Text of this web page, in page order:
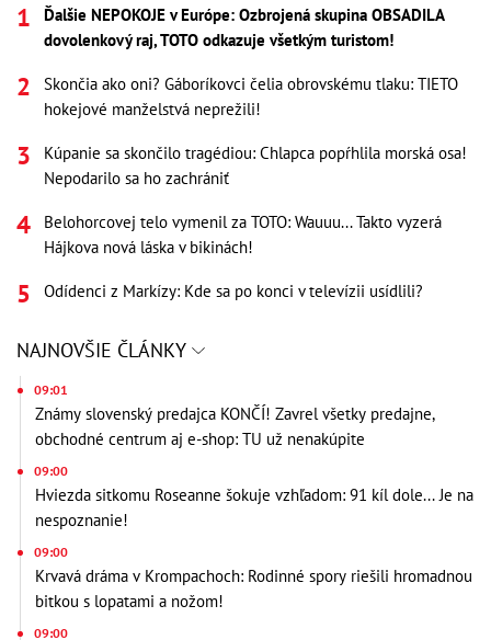
Ďalšie NEPOKOJE v Európe: Ozbrojená skupina OBSADILA
dovolenkový raj, TOTO odkazuje všetkým turistom!
Skončia ako oni? Gáboríkovci čelia obrovskému tlaku: TIETO
hokejové manželstvá neprežili!
Kúpanie sa skončilo tragédiou: Chlapca popŕhlila morská osa!
Nepodarilo sa ho zachrániť
Belohorcovej telo vymenil za TOTO: Wauuu... Takto vyzerá
Hájkova nová láska v bikinách!
Odídenci z Markízy: Kde sa po konci v televízii usídlili?
NAJNOVŠIE ČLÁNKY
09:01
Známy slovenský predajca KONČÍ! Zavrel všetky predajne,
obchodné centrum aj e-shop: TU už nenakúpite
09:00
Hviezda sitkomu Roseanne šokuje vzhľadom: 91 kíl dole... Je na
nespoznanie!
09:00
Krvavá dráma v Krompachoch: Rodinné spory riešili hromadnou
bitkou s lopatami a nožom!
09:00